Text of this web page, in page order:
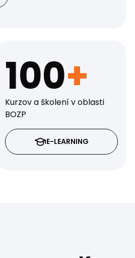
100+
Kurzov a školení v oblasti
BOZP
E-LEARNING